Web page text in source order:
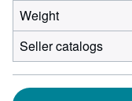
Weight
Seller catalogs